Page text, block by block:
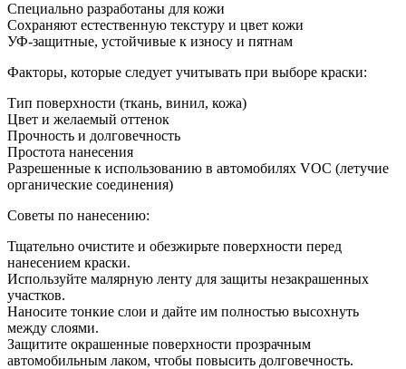
Специально разработаны для кожи
Сохраняют естественную текстуру и цвет кожи
УФ-защитные, устойчивые к износу и пятнам
Факторы, которые следует учитывать при выборе краски:
Тип поверхности (ткань, винил, кожа)
Цвет и желаемый оттенок
Прочность и долговечность
Простота нанесения
Разрешенные к использованию в автомобилях VOC (летучие
органические соединения)
Советы по нанесению:
Тщательно очистите и обезжирьте поверхности перед
нанесением краски.
Используйте малярную ленту для защиты незакрашенных
участков.
Наносите тонкие слои и дайте им полностью высохнуть
между слоями.
Защитите окрашенные поверхности прозрачным
автомобильным лаком, чтобы повысить долговечность.